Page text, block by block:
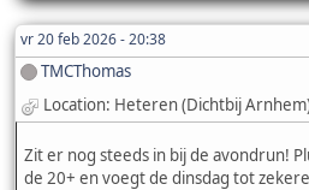
vr 20 feb 2026 - 20:38
TMCThomas
Location: Heteren (Dichtbij
Zit er nog steeds in bij de avondrun!
de 20+ en voegt de dinsdag tot